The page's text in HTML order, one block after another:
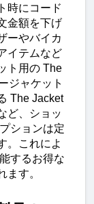
時にコード
金額を下げ
ーやバイカ
イテムなど
ト用の The
ジャケット
The Jacket
ど、ショッ
ションは定
。これによ
するお得な
ます。